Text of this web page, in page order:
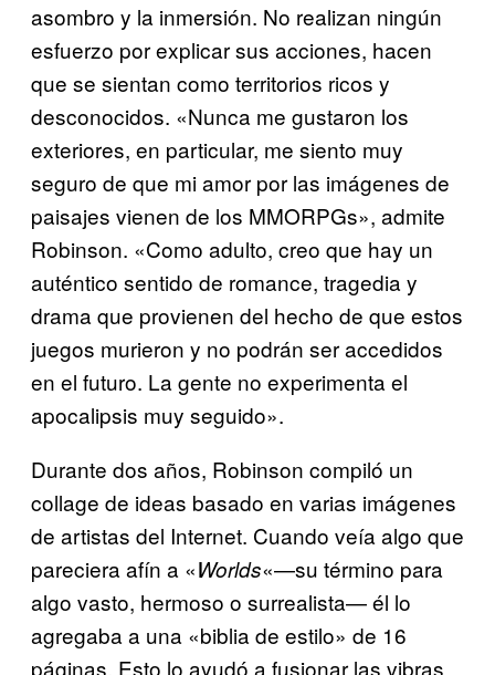
asombro y la inmersión. No realizan ningún
esfuerzo por explicar sus acciones, hacen
que se sientan como territorios ricos y
desconocidos. «Nunca me gustaron los
exteriores, en particular, me siento muy
seguro de que mi amor por las imágenes de
paisajes vienen de los MMORPGs», admite
Robinson. «Como adulto, creo que hay un
auténtico sentido de romance, tragedia y
drama que provienen del hecho de que estos
juegos murieron y no podrán ser accedidos
en el futuro. La gente no experimenta el
apocalipsis muy seguido».
Durante dos años, Robinson compiló un
collage de ideas basado en varias imágenes
de artistas del Internet. Cuando veía algo que
pareciera afín a «Worlds«—su término para
algo vasto, hermoso o surrealista— él lo
agregaba a una «biblia de estilo» de 16
páginas. Esto lo ayudó a fusionar las vibras